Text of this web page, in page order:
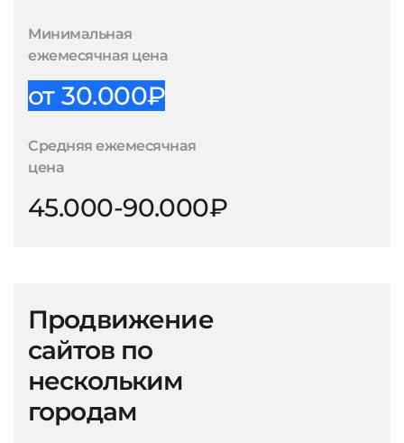
Минимальная
ежемесячная цена
от 30.000₽
Средняя ежемесячная
цена
45.000-90.000₽
Продвижение
сайтов по
нескольким
городам